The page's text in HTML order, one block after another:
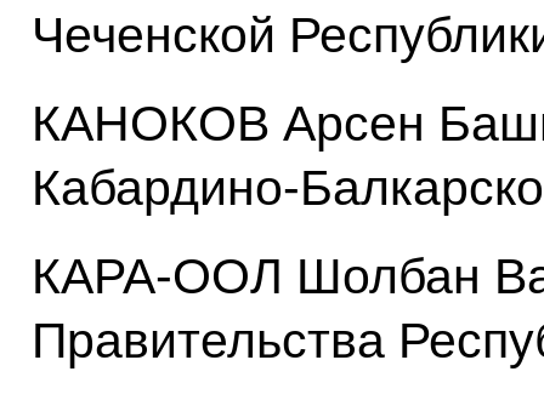
Чеченской
КАНОКОВ Арсен
Кабардино-
КАРА-ООЛ Шолбан
Правительства